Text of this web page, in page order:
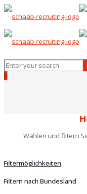
0
Wählen und filtern
Filtermöglichkeiten
Filtern nach Bundesland